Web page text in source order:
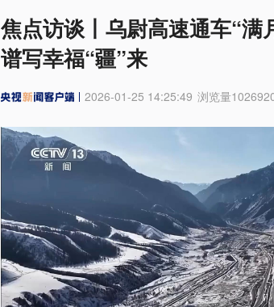
焦点访谈丨乌尉高速通车“满
谱写幸福“疆”来
2026-01-25 14:25:49 浏览量